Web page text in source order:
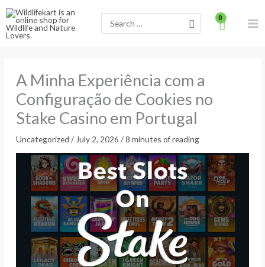
Skip
content
for:
A Minha Experiência com a
Configuração de Cookies no
Stake Casino em Portugal
Uncategorized / July 2, 2026/8 minutes of reading